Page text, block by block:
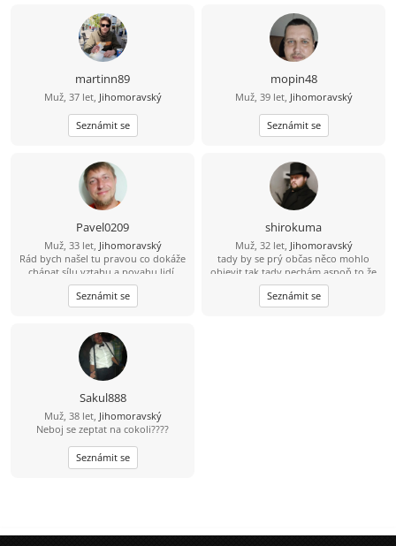
martinn89
Muž, 37 let, Jihomoravský
Seznámit se
mopin48
Muž, 39 let, Jihomoravský
Seznámit se
Pavel0209
Muž, 33 let, Jihomoravský
Rád bych našel tu pravou co dokáže
chápat sílu vztahu a povahu lidí.
Seznámit se
shirokuma
Muž, 32 let, Jihomoravský
tady by se prý občas něco mohlo
objevit tak tady nechám aspoň to že
jsem divná osoba :D
Seznámit se
Sakul888
Muž, 38 let, Jihomoravský
Neboj se zeptat na cokoli????
Seznámit se